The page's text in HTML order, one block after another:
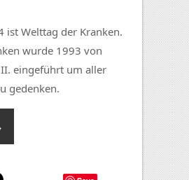
ist Welttag der Kranken.
wurde 1993 von
II. eingeführt um aller
gedenken.